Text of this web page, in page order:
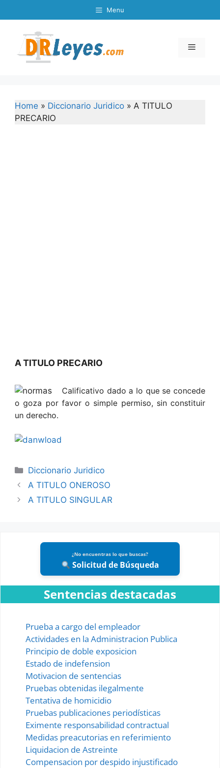
to
Menu
Menu
Home » Diccionario Juridico » A TITULO
PRECARIO
A TITULO PRECARIO
Calificativo dado a lo que se concede
o goza por favor o simple permiso, sin constituir
un derecho.
Categories
Diccionario Juridico
A TITULO ONEROSO
A TITULO SINGULAR
¿No encuentras lo que buscas?
Solicitud de Búsqueda
Sentencias destacadas
Prueba a cargo del empleador
Actividades en la Administracion Publica
Principio de doble exposicion
Estado de indefension
Motivacion de sentencias
Pruebas obtenidas ilegalmente
Tentativa de homicidio
Pruebas publicaciones periodísticas
Eximente responsabilidad contractual
Medidas preacutorias en referimiento
Liquidacion de Astreinte
Compensacion por despido injustificado